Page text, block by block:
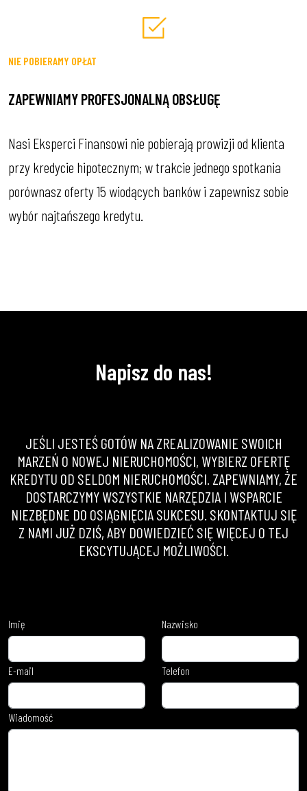
NIE POBIERAMY OPŁAT
ZAPEWNIAMY PROFESJONALNĄ OBSŁUGĘ
Nasi Eksperci Finansowi nie pobierają prowizji od klienta
przy kredycie hipotecznym; w trakcie jednego spotkania
porównasz oferty 15 wiodących banków i zapewnisz sobie
wybór najtańszego kredytu.
Napisz do nas!
JEŚLI JESTEŚ GOTÓW NA ZREALIZOWANIE SWOICH
MARZEŃ O NOWEJ NIERUCHOMOŚCI, WYBIERZ OFERTĘ
KREDYTU OD SELDOM NIERUCHOMOŚCI. ZAPEWNIAMY, ŻE
DOSTARCZYMY WSZYSTKIE NARZĘDZIA I WSPARCIE
NIEZBĘDNE DO OSIĄGNIĘCIA SUKCESU. SKONTAKTUJ SIĘ
Z NAMI JUŻ DZIŚ, ABY DOWIEDZIEĆ SIĘ WIĘCEJ O TEJ
EKSCYTUJĄCEJ MOŻLIWOŚCI.
Imię Nazwisko
E-mail Telefon
Wiadomość